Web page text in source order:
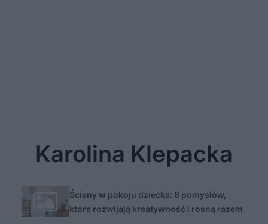
Karolina Klepacka
Ściany w pokoju dziecka: 8 pomysłów,
które rozwijają kreatywność i rosną razem